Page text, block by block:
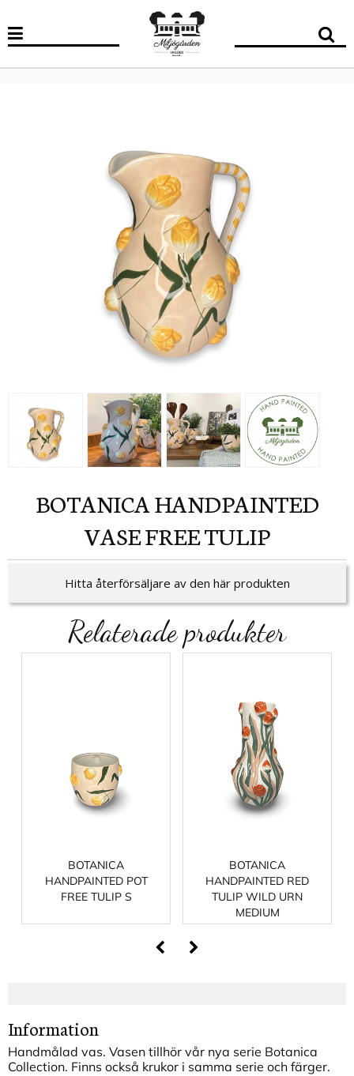
BOTANICA HANDPAINTED
VASE FREE TULIP
Hitta återförsäljare av den här produkten
Relaterade produkter
BOTANICA
HANDPAINTED POT
FREE TULIP S
BOTANICA
HANDPAINTED RED
TULIP WILD URN
MEDIUM
Information
Handmålad vas. Vasen tillhör vår nya serie Botanica
Collection. Finns också krukor i samma serie och färger.